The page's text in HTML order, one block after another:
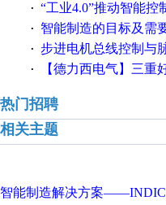
· “工业4.0”推动智能控
· 智能制造的目标及需要克
· 步进电机总线控制与脉
· 【德力西电气】三重好礼
热门招聘
相关主题
智能制造解决方案